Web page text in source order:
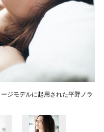
ジモデルに起用された平野ノラ